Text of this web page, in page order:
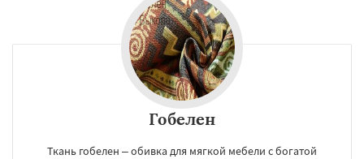
Гобелен
Ткань гобелен – обивка для мягкой мебели с богатой